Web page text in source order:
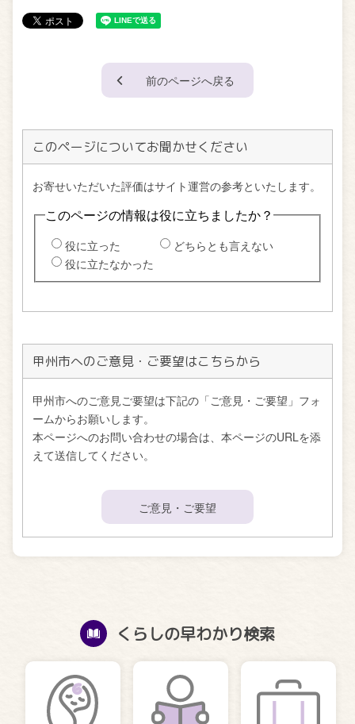
前のページへ戻る
このページについてお聞かせください
甲州市へのご意見・ご要望はこちらから
甲州市へのご意見ご要望は下記の「ご意見・ご要望」フォ
ームからお願いします。
本ページへのお問い合わせの場合は、本ページのURLを添
えて送信してください。
ご意見・ご要望
くらしの早わかり検索